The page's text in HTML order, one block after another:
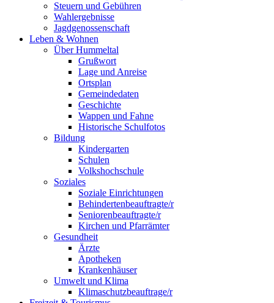
Steuern und Gebühren
Wahlergebnisse
Jagdgenossenschaft
Leben & Wohnen
Über Hummeltal
Grußwort
Lage und Anreise
Ortsplan
Gemeindedaten
Geschichte
Wappen und Fahne
Historische Schulfotos
Bildung
Kindergarten
Schulen
Volkshochschule
Soziales
Soziale Einrichtungen
Behindertenbeauftragte/r
Seniorenbeauftragte/r
Kirchen und Pfarrämter
Gesundheit
Ärzte
Apotheken
Krankenhäuser
Umwelt und Klima
Klimaschutzbeauftrage/r